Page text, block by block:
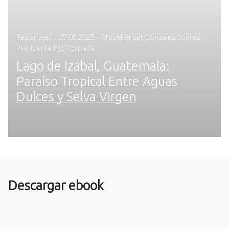
Reportajes - Posted
on
27.08.2025 - Miguel Angel Gonzalez Suárez ·
Presidente FIJET España
Lago de Izabal, Guatemala:
Paraíso Tropical Entre Aguas
Dulces y Selva Virgen
Descargar ebook